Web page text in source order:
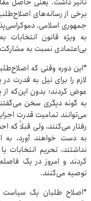
برخی از رسانه‌های
جمهوری اسلامی،
به ویژه قانون
بی‌اعتمادی نسبت به
*این دوره وقتی که
لازم را برای نیل به قدرت
عوض کردند؛ بدون این‌که از
به گونه دیگری سخن
می‌توانند تمامیت قدرت
رفتار می‌کنند، ولی قبلاً
به دست خواهند آورد،
نداشتند، تحریم
کردند و امروز در یک
توصیه می‌کنند.
*اصلاح طلبان یک سیاست